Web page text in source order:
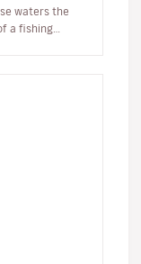
waters the
a fishing